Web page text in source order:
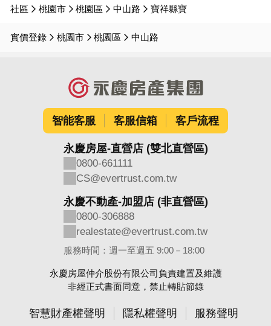
社區 桃園市 桃園區 中山路 寶祥縣寶
實價登錄 桃園市 桃園區 中山路
智能客服 客服信箱 客戶流程
永慶房屋-直營店 (雙北直營區)
0800-661111
CS@evertrust.com.tw
永慶不動產-加盟店 (非直營區)
0800-306888
realestate@evertrust.com.tw
服務時間：週一至週五 9:00－18:00
永慶房屋仲介股份有限公司負責建置及維護
非經正式書面同意，禁止轉貼節錄
智慧財產權聲明 隱私權聲明 服務聲明